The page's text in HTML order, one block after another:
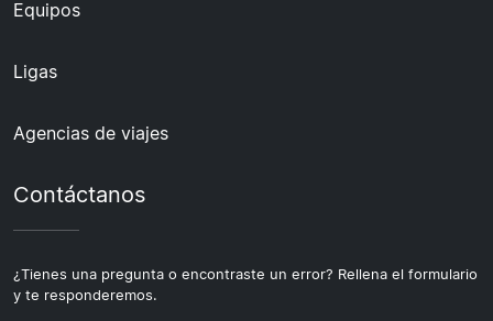
Equipos
Ligas
Agencias de viajes
Contáctanos
¿Tienes una pregunta o encontraste un error? Rellena el formulario
y te responderemos.